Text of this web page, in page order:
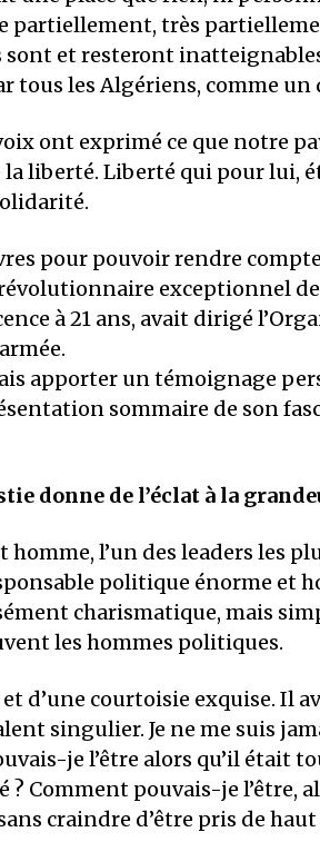
partiellement, très
et resteront
tous les Algériens, comme
ont exprimé ce que notre
liberté. Liberté qui pour lui,
pour pouvoir rendre
exceptionnel
à 21 ans, avait dirigé
apporter un témoignage
sommaire de son
donne de l’éclat à la
homme, l’un des leaders les
politique énorme et
charismatique, mais
les hommes politiques.
d’une courtoisie exquise. Il
singulier. Je ne me suis
je l’être alors qu’il était
Comment pouvais-je l’être,
craindre d’être pris de haut